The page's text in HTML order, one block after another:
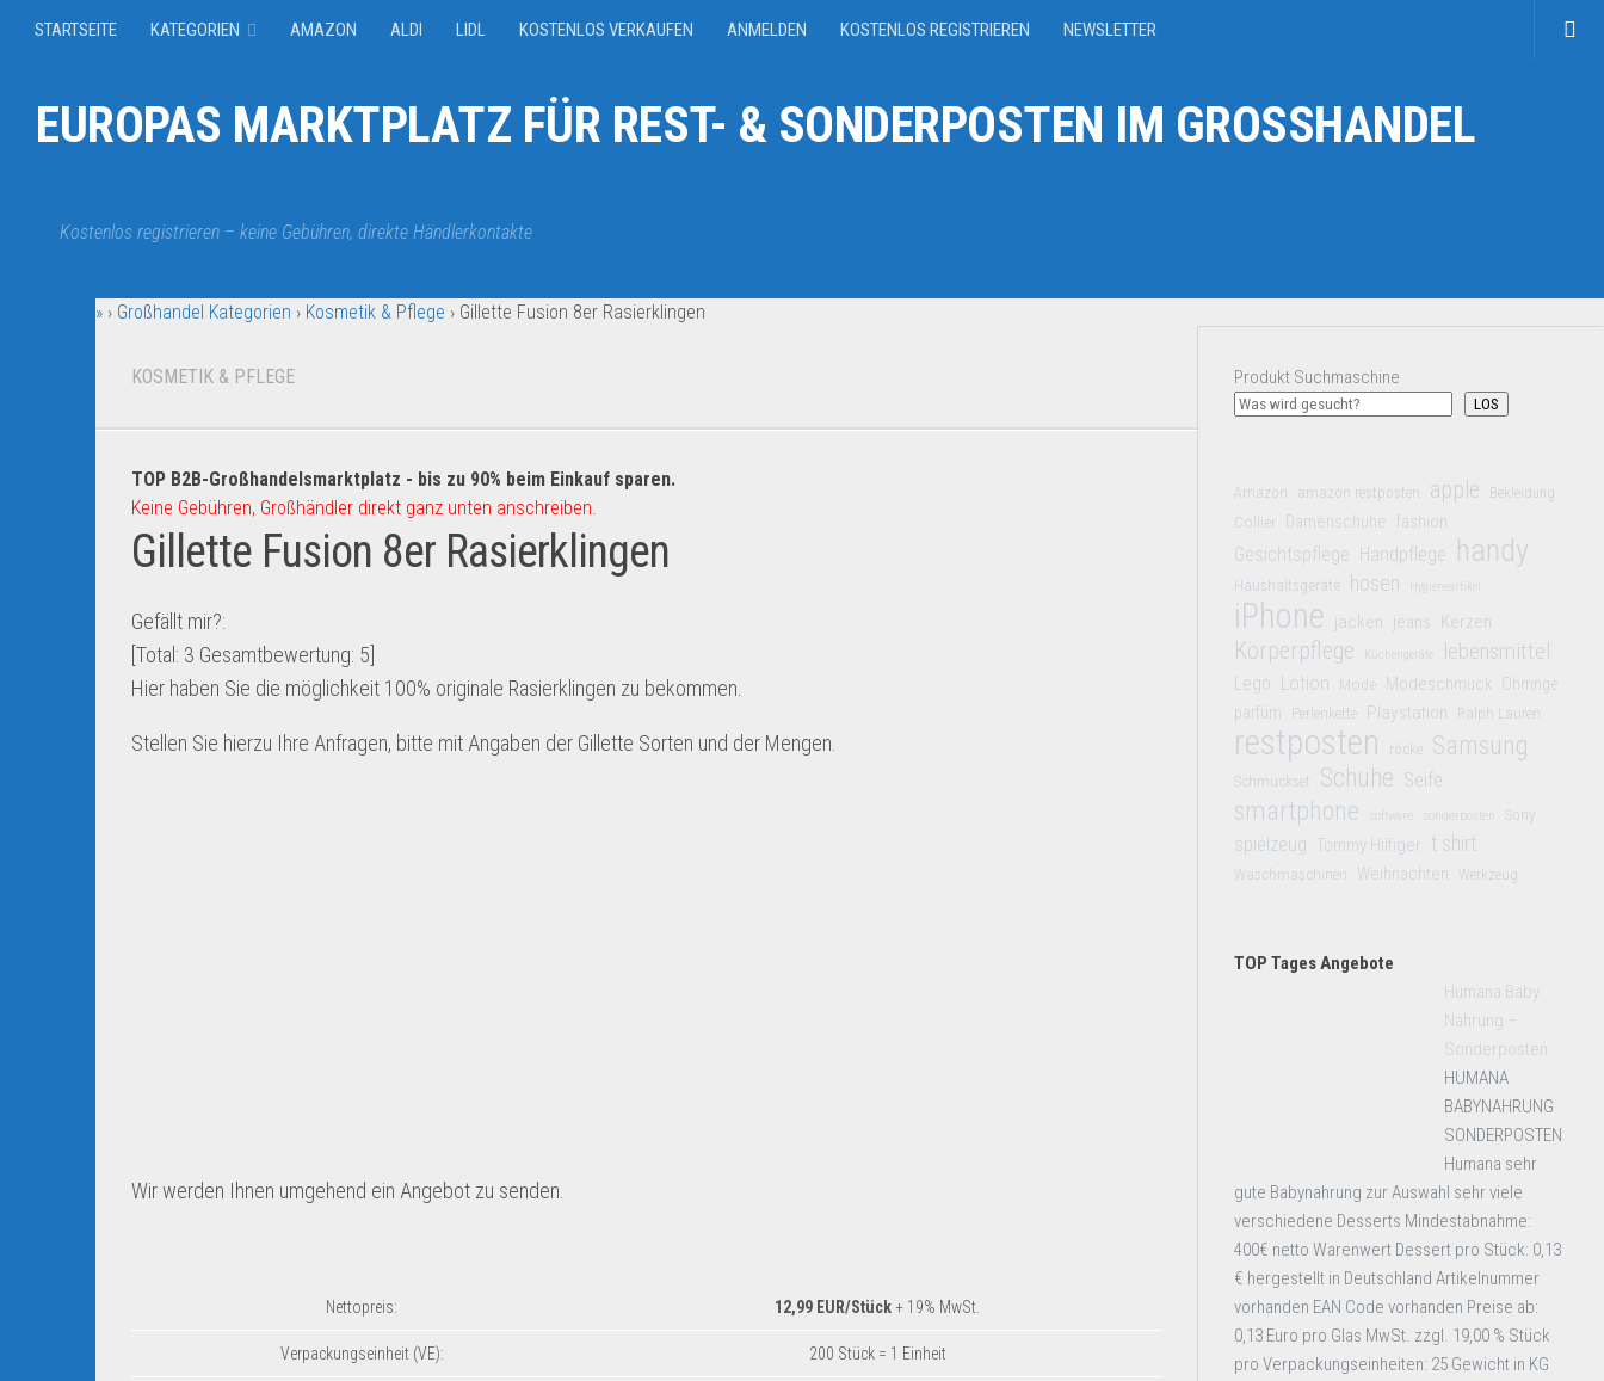
STARTSEITE KATEGORIEN AMAZON ALDI LIDL KOSTENLOS VERKAUFEN ANMELDEN KOSTENLOS REGISTRIEREN NEWSLETTER
EUROPAS MARKTPLATZ FÜR REST- & SONDERPOSTEN IM GROSSHANDEL
Kostenlos registrieren – keine Gebühren, direkte Händlerkontakte
» › Großhandel Kategorien › Kosmetik & Pflege › Gillette Fusion 8er Rasierklingen
KOSMETIK & PFLEGE
TOP B2B-Großhandelsmarktplatz - bis zu 90% beim Einkauf sparen.
Keine Gebühren, Großhändler direkt ganz unten anschreiben.
Gillette Fusion 8er Rasierklingen
Gefällt mir?:
[Total: 3 Gesamtbewertung: 5
Hier haben Sie die möglichkeit 100% originale Rasierklingen zu bekommen.
Stellen Sie hierzu Ihre Anfragen, bitte mit Angaben der Gillette Sorten und der Mengen.
Wir werden Ihnen umgehend ein Angebot zu senden.
Nettopreis: 12,99 EUR/Stück+ 19% MwSt.
Verpackungseinheit (VE): 200 Stück = 1 Einheit
Produkt Suchmaschine
LOS
Amazon amazon restposten apple Bekleidung
Collier Damenschuhe fashion
Gesichtspflege Handpflege handy
Haushaltsgeräte hosen Hygieneartikel
iPhone jacken jeans Kerzen
Körperpflege Küchengeräte lebensmittel
Lego Lotion Mode Modeschmuck Ohrringe
parfüm
Perlenkette Playstation Ralph Lauren
restposten röcke Samsung
Schmuckset Schuhe Seife
smartphone software sonderposten Sony
spielzeug Tommy Hilfiger t shirt
Waschmaschinen Weihnachten Werkzeug
TOP Tages Angebote
Humana Baby
Nahrung –
Sonderposten
HUMANA
BABYNAHRUNG
SONDERPOSTEN
Humana sehr
gute Babynahrung zur Auswahl sehr viele
verschiedene Desserts Mindestabnahme:
400€ netto Warenwert Dessert pro Stück: 0,13
€ hergestellt in Deutschland Artikelnummer
vorhanden EAN Code vorhanden Preise ab:
0,13 Euro pro Glas MwSt. zzgl. 19,00 % Stück
pro Verpackungseinheiten: 25 Gewicht in KG